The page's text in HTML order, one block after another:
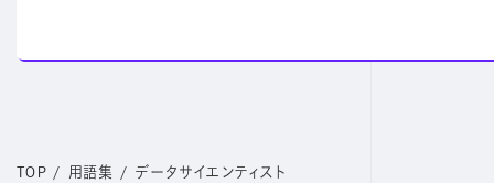
TOP / 用語集 / データサイエンティスト